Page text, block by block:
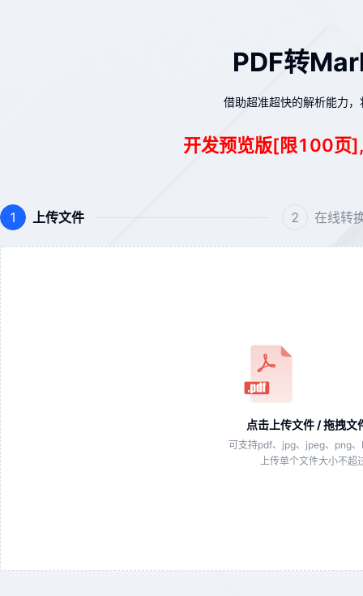
PDF转
借助超准超快的解析能力
开发预览版[限100页
1 上传文件 2 在线转
点击上传文件 / 拖拽文
可支持pdf、jpg、jpeg、png
上传单个文件大小不超